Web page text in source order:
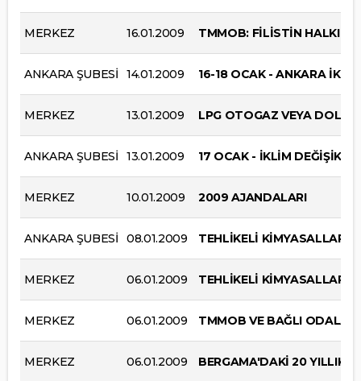
MERKEZ 16.01.2009 TMMOB: FİLİSTİN HALKI
ANKARA ŞUBESİ 14.01.2009 16-18 OCAK - ANKARA İKK
MERKEZ 13.01.2009 LPG OTOGAZ VEYA
ANKARA ŞUBESİ 13.01.2009 17 OCAK - İKLİM
MERKEZ 10.01.2009 2009 AJANDALARI
ANKARA ŞUBESİ 08.01.2009 TEHLİKELİ
MERKEZ 06.01.2009 TEHLİKELİ
MERKEZ 06.01.2009 TMMOB VE BAĞLI
MERKEZ 06.01.2009 BERGAMA'DAKİ 20 YILLIK